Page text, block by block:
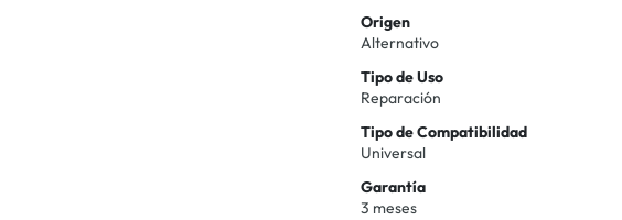
Origen
Alternativo
Tipo de Uso
Reparación
Tipo de Compatibilidad
Universal
Garantía
3 meses